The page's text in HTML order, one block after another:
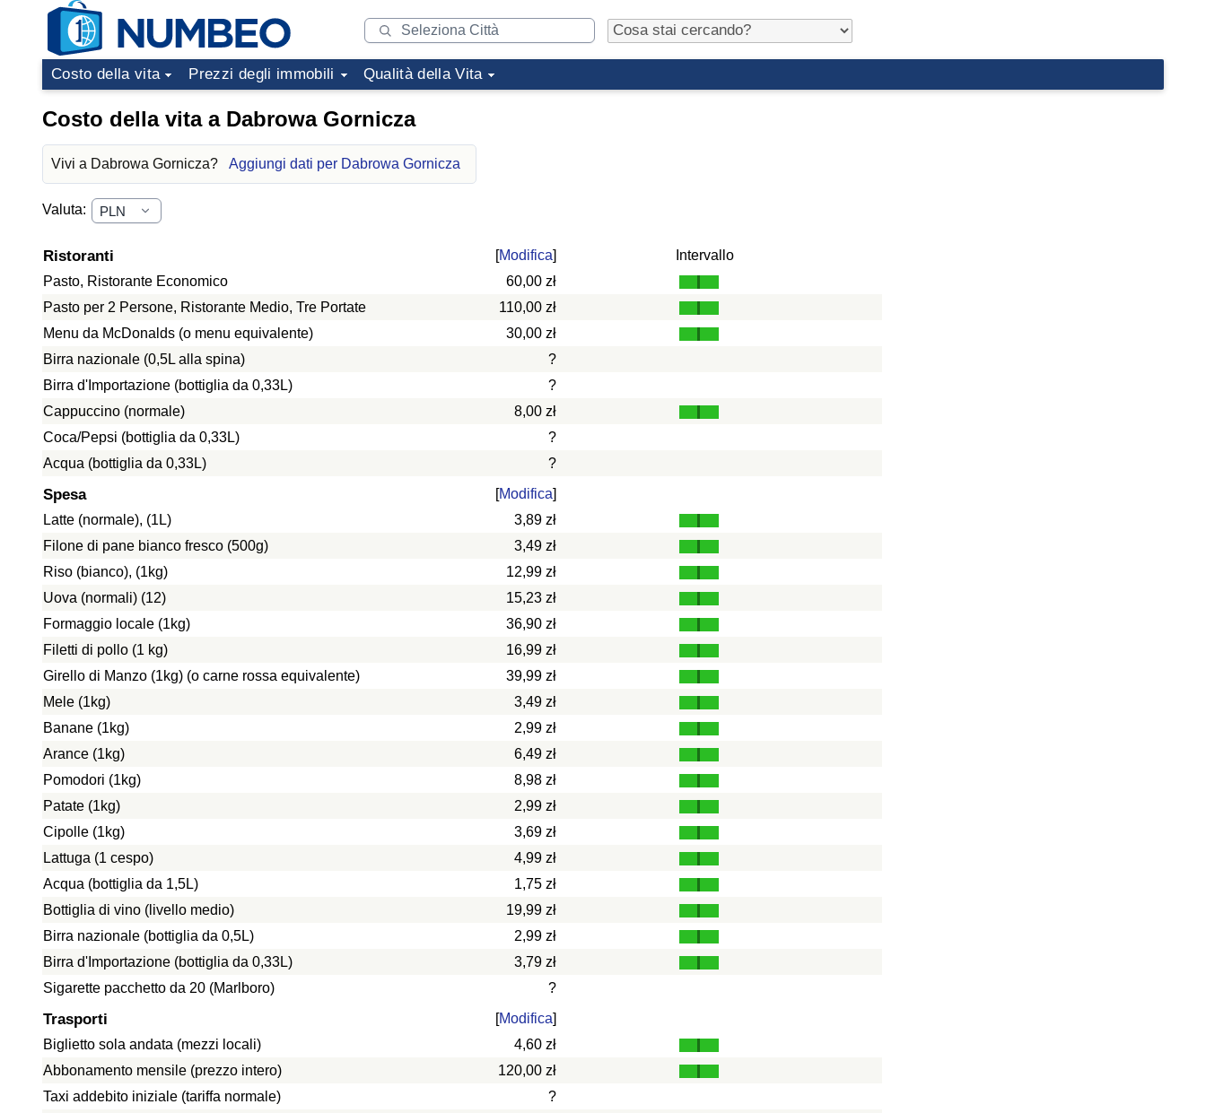
Costo della vita Prezzi degli immobili Qualità della Vita
Costo della vita a Dabrowa Gornicza
Vivi a Dabrowa Gornicza? Aggiungi dati per Dabrowa Gornicza
Valuta:
Ristoranti [Modifica]
Intervallo
Pasto, Ristorante Economico
60,00 zł
Pasto per 2 Persone, Ristorante Medio, Tre Portate
110,00 zł
Menu da McDonalds (o menu equivalente)
30,00 zł
Birra nazionale (0,5L alla spina)
?
Birra d'Importazione (bottiglia da 0,33L)
?
Cappuccino (normale)
8,00 zł
Coca/Pepsi (bottiglia da 0,33L)
?
Acqua (bottiglia da 0,33L)
?
Spesa [Modifica]
Latte (normale), (1L)
3,89 zł
Filone di pane bianco fresco (500g)
3,49 zł
Riso (bianco), (1kg)
12,99 zł
Uova (normali) (12)
15,23 zł
Formaggio locale (1kg)
36,90 zł
Filetti di pollo (1 kg)
16,99 zł
Girello di Manzo (1kg) (o carne rossa equivalente)
39,99 zł
Mele (1kg)
3,49 zł
Banane (1kg)
2,99 zł
Arance (1kg)
6,49 zł
Pomodori (1kg)
8,98 zł
Patate (1kg)
2,99 zł
Cipolle (1kg)
3,69 zł
Lattuga (1 cespo)
4,99 zł
Acqua (bottiglia da 1,5L)
1,75 zł
Bottiglia di vino (livello medio)
19,99 zł
Birra nazionale (bottiglia da 0,5L)
2,99 zł
Birra d'Importazione (bottiglia da 0,33L)
3,79 zł
Sigarette pacchetto da 20 (Marlboro)
?
Trasporti [Modifica]
Biglietto sola andata (mezzi locali)
4,60 zł
Abbonamento mensile (prezzo intero)
120,00 zł
Taxi addebito iniziale (tariffa normale)
?